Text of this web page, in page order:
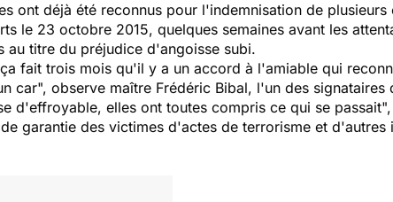
ont déjà été reconnus pour l'indemnisation de
le 23 octobre 2015, quelques semaines avant les
au titre du préjudice d'angoisse subi.
fait trois mois qu'il y a un accord à l'amiable qui
car", observe maître Frédéric Bibal, l'un des
d'effroyable, elles ont toutes compris ce qui se passait",
garantie des victimes d'actes de terrorisme et